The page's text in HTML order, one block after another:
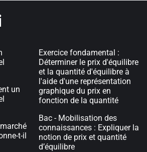
un
t-il
Exercice fondamental :
Déterminer le prix d'équilibre
et la quantité d'équilibre à
l'aide d'une représentation
graphique du prix en
fonction de la quantité
Bac - Mobilisation des
connaissances : Expliquer la
notion de prix et quantité
d’équilibre